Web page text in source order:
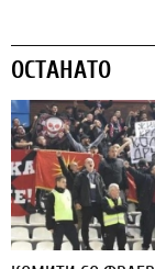
ОСТАНАТО